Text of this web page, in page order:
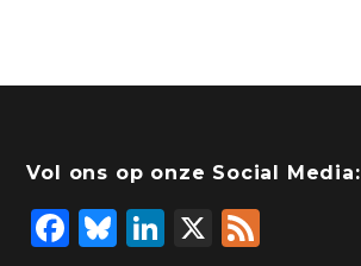
Vol ons op onze Social Media:
F
Bl
Li X